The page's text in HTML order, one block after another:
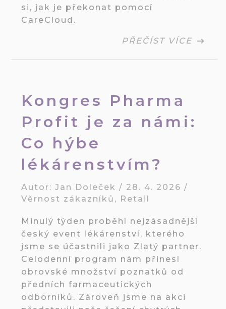
si, jak je překonat pomocí
CareCloud.
PŘEČÍST VÍCE
Kongres Pharma
Profit je za námi:
Co hýbe
lékárenstvím?
Autor:Jan Doleček / 28. 4. 2026/
Věrnost zákazníků , Retail
Minulý týden proběhl nejzásadnější
český event lékárenství, kterého
jsme se účastnili jako Zlatý partner.
Celodenní program nám přinesl
obrovské množství poznatků od
předních farmaceutických
odborníků. Zároveň jsme na akci